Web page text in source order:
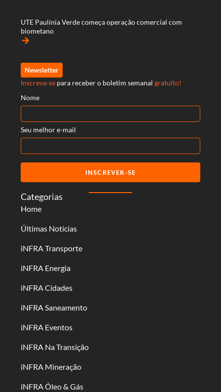
Categorias
Home
Últimas Notícias
iNFRA Transporte
iNFRA Energia
iNFRA Cidades
iNFRA Saneamento
iNFRA Eventos
iNFRA Na Transição
iNFRA Mineração
iNFRA Óleo & Gás
UTE Paulínia Verde começa operação comercial com
biometano
arrow_forward
Newsletter
Inscreva-se para receber o boletim semanal gratuito!
Nome
Seu melhor e-mail
INSCREVER-SE